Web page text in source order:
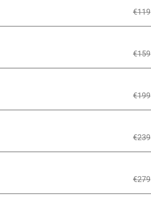
€119
€159
€199
€239
€279